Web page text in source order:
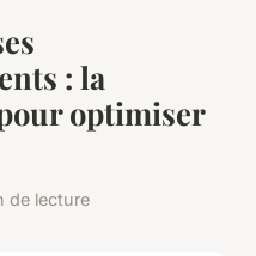
: la
optimiser
de lecture